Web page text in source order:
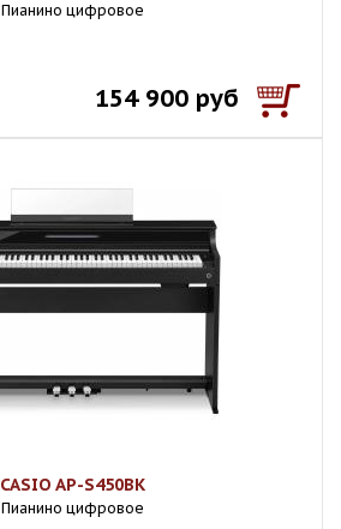
Пианино цифровое
154 900 руб
CASIO AP-S450BK
Пианино цифровое